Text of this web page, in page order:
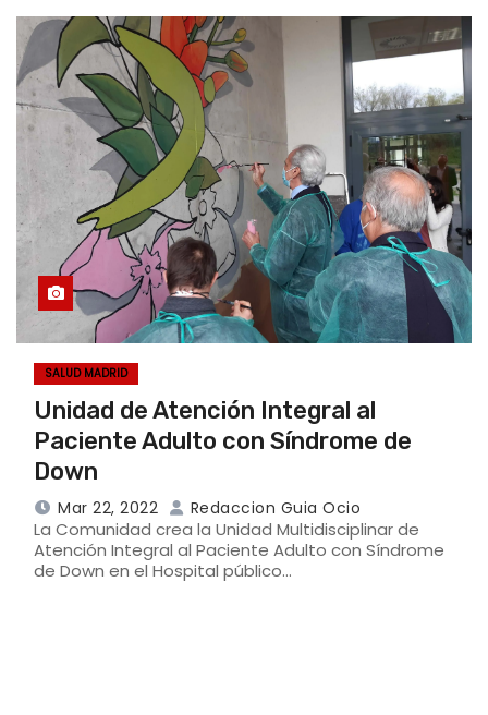
SALUD MADRID
Unidad de Atención Integral al
Paciente Adulto con Síndrome de
Down
Mar 22, 2022 Redaccion Guia Ocio
La Comunidad crea la Unidad Multidisciplinar de
Atención Integral al Paciente Adulto con Síndrome
de Down en el Hospital público…